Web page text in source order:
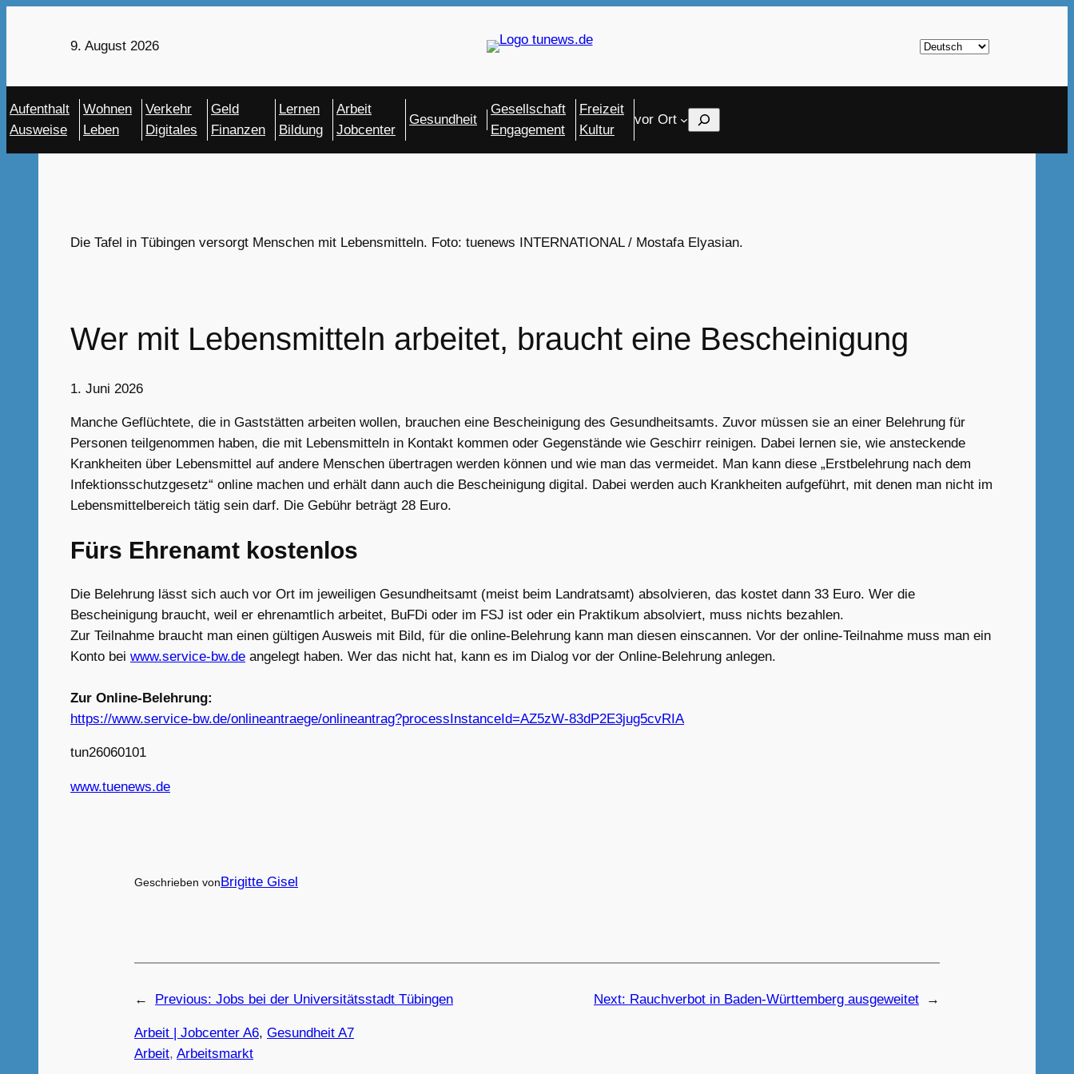
9. August 2026
Sprache
Aufenthalt
Ausweise
Wohnen
Leben
Verkehr
Digitales
Geld
Finanzen
Lernen
Bildung
Arbeit
Jobcenter
Gesundheit
Gesellschaft
Engagement
Freizeit
Kultur
vor Ort Search
Die Tafel in Tübingen versorgt Menschen mit Lebensmitteln. Foto: tuenews INTERNATIONAL / Mostafa Elyasian.
Wer mit Lebensmitteln arbeitet, braucht eine Bescheinigung
1. Juni 2026
Manche Geflüchtete, die in Gaststätten arbeiten wollen, brauchen eine Bescheinigung des Gesundheitsamts. Zuvor müssen sie an einer Belehrung für
Personen teilgenommen haben, die mit Lebensmitteln in Kontakt kommen oder Gegenstände wie Geschirr reinigen. Dabei lernen sie, wie ansteckende
Krankheiten über Lebensmittel auf andere Menschen übertragen werden können und wie man das vermeidet. Man kann diese „Erstbelehrung nach dem
Infektionsschutzgesetz“ online machen und erhält dann auch die Bescheinigung digital. Dabei werden auch Krankheiten aufgeführt, mit denen man nicht im
Lebensmittelbereich tätig sein darf. Die Gebühr beträgt 28 Euro.
Fürs Ehrenamt kostenlos
Die Belehrung lässt sich auch vor Ort im jeweiligen Gesundheitsamt (meist beim Landratsamt) absolvieren, das kostet dann 33 Euro. Wer die
Bescheinigung braucht, weil er ehrenamtlich arbeitet, BuFDi oder im FSJ ist oder ein Praktikum absolviert, muss nichts bezahlen.
Zur Teilnahme braucht man einen gültigen Ausweis mit Bild, für die online-Belehrung kann man diesen einscannen. Vor der online-Teilnahme muss man ein
Konto bei www.service-bw.de angelegt haben. Wer das nicht hat, kann es im Dialog vor der Online-Belehrung anlegen.
Zur Online-Belehrung:
https://www.service-bw.de/onlineantraege/onlineantrag?processInstanceId=AZ5zW-83dP2E3jug5cvRIA
tun26060101
www.tuenews.de
Geschrieben von Brigitte Gisel
← Previous: Jobs bei der Universitätsstadt Tübingen Next: Rauchverbot in Baden-Württemberg ausgeweitet →
Arbeit | Jobcenter A6, Gesundheit A7
Arbeit, Arbeitsmarkt